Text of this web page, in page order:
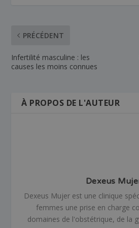
PRÉCÉDENT
Infertilité masculine : les
causes les moins connues
À PROPOS DE L'AUTEUR
Dexeus
Dexeus Mujer est une clinique
femmes une prise en charge
domaines de l'obstétrique, de la